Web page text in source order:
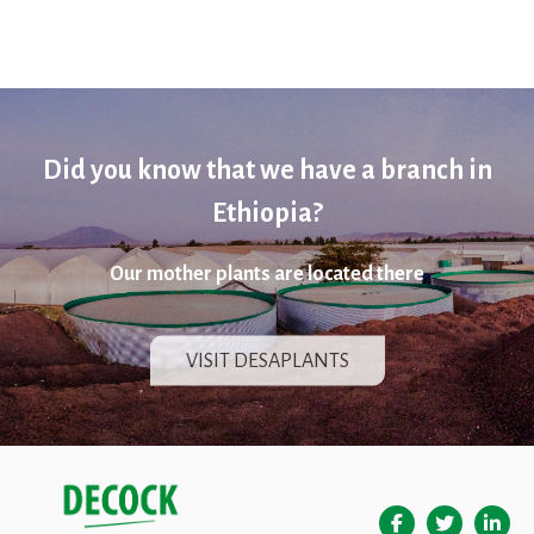
Did you know that we have a branch in
Ethiopia?
Our mother plants are located there
VISIT DESAPLANTS